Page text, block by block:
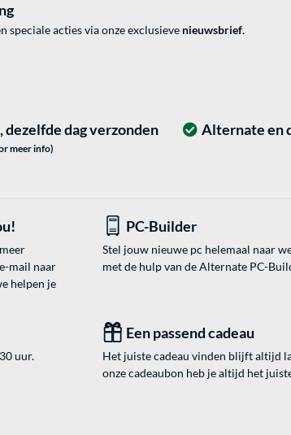
speciale acties via onze exclusieve nieuwsbrief.
Alternate en
dag verzonden
meer info)
mail naar
helpen je
PC-Builder
Stel jouw nieuwe pc helemaal naar
met de hulp van de Alternate PC-
uur.
Een passend cadeau
Het juiste cadeau vinden blijft altijd
onze cadeaubon heb je altijd het